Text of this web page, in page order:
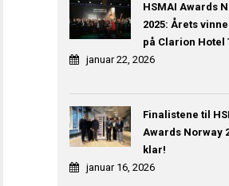
HSMAI Awards
2025: Årets
på Clarion Hotel
januar 22, 2026
Finalistene til
Awards Norway
klar!
januar 16, 2026